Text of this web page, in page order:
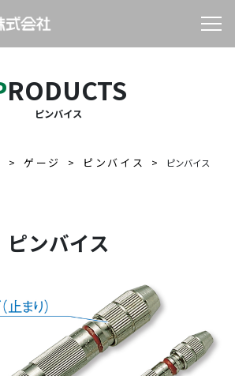
PRODUCTS
ピンバイス
ゲージ ピンバイス ピンバイス
ピンバイス